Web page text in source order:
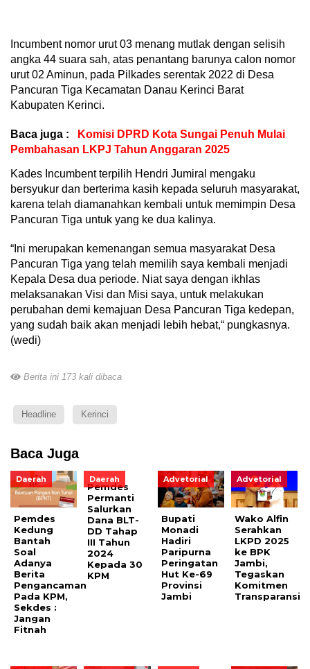
Incumbent nomor urut 03 menang mutlak dengan selisih
angka 44 suara sah, atas penantang barunya calon nomor
urut 02 Aminun, pada Pilkades serentak 2022 di Desa
Pancuran Tiga Kecamatan Danau Kerinci Barat
Kabupaten Kerinci.
Baca juga :
Komisi DPRD Kota Sungai Penuh Mulai
Pembahasan LKPJ Tahun Anggaran 2025
Kades Incumbent terpilih Hendri Jumiral mengaku
bersyukur dan berterima kasih kepada seluruh masyarakat,
karena telah diamanahkan kembali untuk memimpin Desa
Pancuran Tiga untuk yang ke dua kalinya.
“Ini merupakan kemenangan semua masyarakat Desa
Pancuran Tiga yang telah memilih saya kembali menjadi
Kepala Desa dua periode. Niat saya dengan ikhlas
melaksanakan Visi dan Misi saya, untuk melakukan
perubahan demi kemajuan Desa Pancuran Tiga kedepan,
yang sudah baik akan menjadi lebih hebat,“ pungkasnya.
(wedi)
Berita ini 173 kali dibaca
Headline Kerinci
Baca Juga
Daerah
Pemdes
Kedung
Bantah
Soal
Adanya
Berita
Pengancaman
Pada KPM,
Sekdes :
Jangan
Fitnah
Daerah
Pemdes
Permanti
Salurkan
Dana BLT-
DD Tahap
III Tahun
2024
Kepada 30
KPM
Advetorial
Bupati
Monadi
Hadiri
Paripurna
Peringatan
Hut Ke-69
Provinsi
Jambi
Advetorial
Wako Alfin
Serahkan
LKPD 2025
ke BPK
Jambi,
Tegaskan
Komitmen
Transparansi